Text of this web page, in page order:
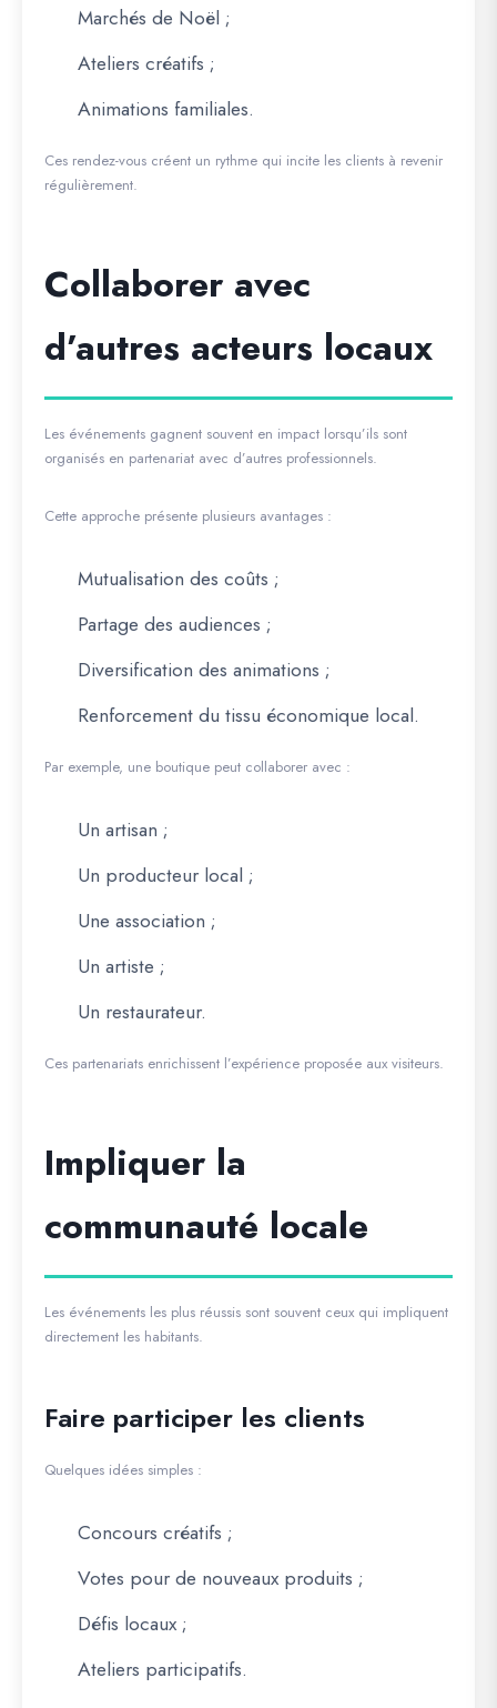
Marchés de Noël ;
Ateliers créatifs ;
Animations familiales.
Ces rendez-vous créent un rythme qui incite les clients à revenir
régulièrement.
Collaborer avec
d’autres acteurs locaux
Les événements gagnent souvent en impact lorsqu’ils sont
organisés en partenariat avec d’autres professionnels.
Cette approche présente plusieurs avantages :
Mutualisation des coûts ;
Partage des audiences ;
Diversification des animations ;
Renforcement du tissu économique local.
Par exemple, une boutique peut collaborer avec :
Un artisan ;
Un producteur local ;
Une association ;
Un artiste ;
Un restaurateur.
Ces partenariats enrichissent l’expérience proposée aux visiteurs.
Impliquer la
communauté locale
Les événements les plus réussis sont souvent ceux qui impliquent
directement les habitants.
Faire participer les clients
Quelques idées simples :
Concours créatifs ;
Votes pour de nouveaux produits ;
Défis locaux ;
Ateliers participatifs.